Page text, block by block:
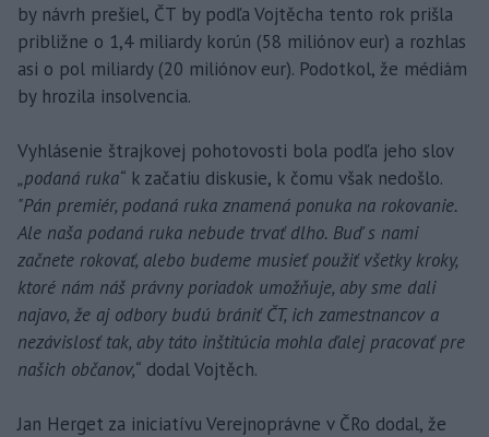
by návrh prešiel, ČT by podľa Vojtěcha tento rok prišla
približne o 1,4 miliardy korún (58 miliónov eur) a rozhlas
asi o pol miliardy (20 miliónov eur). Podotkol, že médiám
by hrozila insolvencia.
Vyhlásenie štrajkovej pohotovosti bola podľa jeho slov
„podaná ruka“ k začatiu diskusie, k čomu však nedošlo.
"Pán premiér, podaná ruka znamená ponuka na rokovanie.
Ale naša podaná ruka nebude trvať dlho. Buď s nami
začnete rokovať, alebo budeme musieť použiť všetky kroky,
ktoré nám náš právny poriadok umožňuje, aby sme dali
najavo, že aj odbory budú brániť ČT, ich zamestnancov a
nezávislosť tak, aby táto inštitúcia mohla ďalej pracovať pre
našich občanov,“ dodal Vojtěch.
Jan Herget za iniciatívu Verejnoprávne v ČRo dodal, že